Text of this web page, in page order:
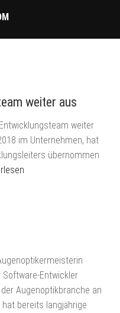
weiter aus
weiter
im Unternehmen, hat
übernommen
Entwickler
Augenoptikbranche an
bereits langjährige